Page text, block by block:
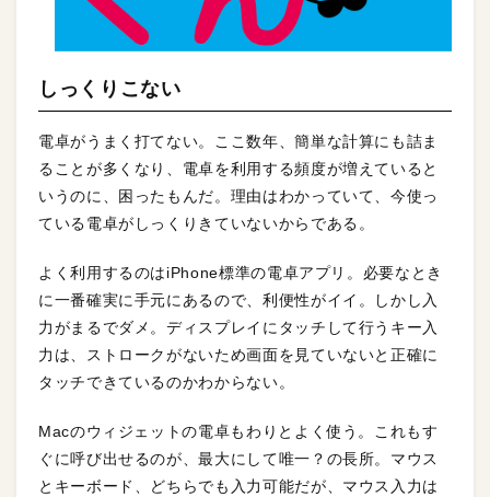
しっくりこない
電卓がうまく打てない。ここ数年、簡単な計算にも詰ま
ることが多くなり、電卓を利用する頻度が増えていると
いうのに、困ったもんだ。理由はわかっていて、今使っ
ている電卓がしっくりきていないからである。
よく利用するのはiPhone標準の電卓アプリ。必要なとき
に一番確実に手元にあるので、利便性がイイ。しかし入
力がまるでダメ。ディスプレイにタッチして行うキー入
力は、ストロークがないため画面を見ていないと正確に
タッチできているのかわからない。
Macのウィジェットの電卓もわりとよく使う。これもす
ぐに呼び出せるのが、最大にして唯一？の長所。マウス
とキーボード、どちらでも入力可能だが、マウス入力は